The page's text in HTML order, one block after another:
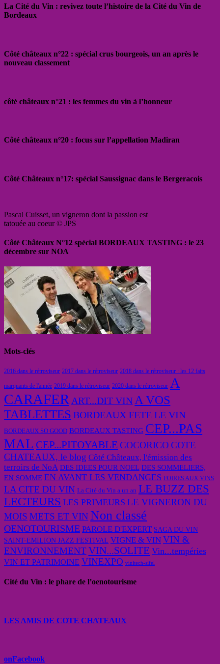
La Cité du Vin : revivez toute l’histoire de la Cité du Vin de
Bordeaux
Côté châteaux n°22 : spécial crus bourgeois, un an après le
nouveau classement
côté châteaux n°21 : les femmes du vin à l’honneur
Côté châteaux n°20 : focus sur l’appellation Madiran
Côté Châteaux n°17: spécial Saussignac dans le Bergeracois
Pascal Cuisset, un vigneron dont la passion est
tatouée au coeur © JPS
Côté Châteaux N°12 spécial BORDEAUX TASTING : le 23
décembre sur NOA
Mots-clés
2016 dans le rétroviseur 2017 dans le rétroviseur 2018 dans le rétroviseur : les 12 faits
marquants de l'année 2019 dans le rétroviseur 2020 dans le rétroviseur A
CARAFER ART...DIT VIN A VOS
TABLETTES BORDEAUX FETE LE VIN
BORDEAUX SO GOOD BORDEAUX TASTING CEP...PAS
MAL CEP...PITOYABLE COCORICO COTE
CHATEAUX, le blog Côté Châteaux, l'émission des
terroirs de NoA DES IDEES POUR NOEL DES SOMMELIERS,
EN SOMME EN AVANT LES VENDANGES FOIRES AUX VINS
LA CITE DU VIN La Cité du Vin a un an LE BUZZ DES
LECTEURS LES PRIMEURS LE VIGNERON DU
MOIS METS ET VIN Non classé
OENOTOURISME PAROLE D'EXPERT SAGA DU VIN
SAINT-EMILION JAZZ FESTIVAL VIGNE & VIN VIN &
ENVIRONNEMENTVIN...SOLITE Vin...tempéries
VIN ET PATRIMOINE VINEXPO vinitech-sifel
Cité du Vin : le phare de l’oenotourisme
LES AMIS DE COTE CHATEAUX
onFacebook